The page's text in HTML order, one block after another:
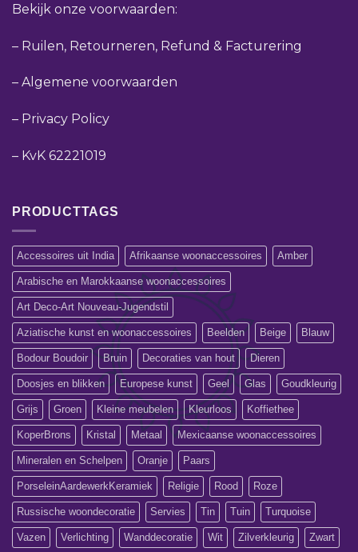
Bekijk onze voorwaarden:
– Ruilen, Retourneren, Refund & Facturering
– Algemene voorwaarden
– Privacy Policy
– KvK 62221019
PRODUCTTAGS
Accessoires uit India Afrikaanse woonaccessoires Amber
Arabische en Marokkaanse woonaccessoires
Art Deco-Art Nouveau-Jugendstil
Aziatische kunst en woonaccessoires Beelden Beige Blauw
Bodour Boudoir Bruin Decoraties van hout Dieren
Doosjes en blikken Europese kunst Geel Glas Goudkleurig
Grijs Groen Kleine meubelen Kleurloos Koffiethee
KoperBrons Kristal Metaal Mexicaanse woonaccessoires
Mineralen en Schelpen Oranje Paars
PorseleinAardewerkKeramiek Religie Rood Roze
Russische woondecoratie Servies Tin Tuin Turquoise
Vazen Verlichting Wanddecoratie Wit Zilverkleurig Zwart